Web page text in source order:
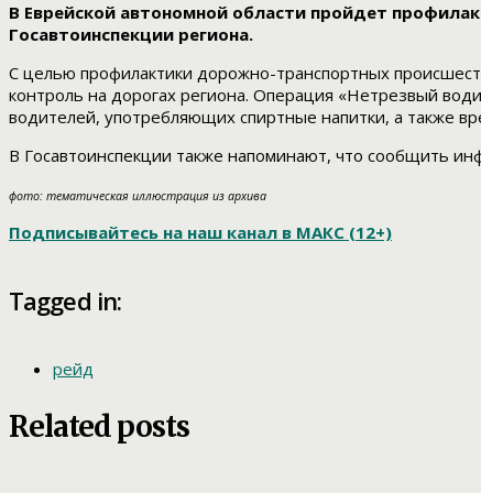
В Еврейской автономной области пройдет
Госавтоинспекции региона.
С целью профилактики дорожно-транспортных
контроль на дорогах региона. Операция «Нетрезвый
водителей, употребляющих спиртные напитки, а также
В Госавтоинспекции также напоминают, что сообщить
фото: тематическая иллюстрация из архива
Подписывайтесь на наш канал в МАКС (12+)
Tagged in:
рейд
Related posts